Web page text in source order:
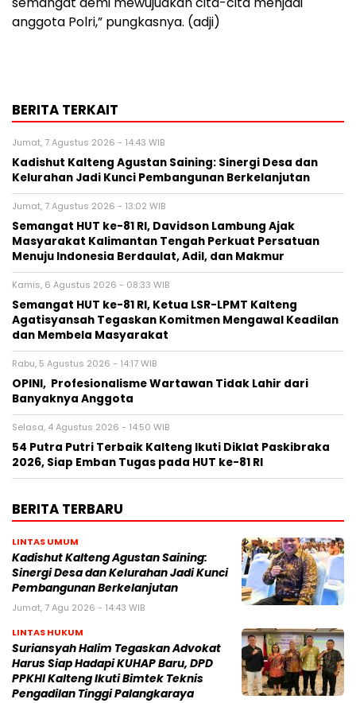
anggota Polri,” pungkasnya. (adji)
BERITA TERKAIT
Jumat, 7 Agustus 2026 - 14:43 WIB
Kadishut Kalteng Agustan Saining: Sinergi Desa dan
Kelurahan Jadi Kunci Pembangunan Berkelanjutan
Jumat, 7 Agustus 2026 - 13:02 WIB
Semangat HUT ke-81 RI, Davidson Lambung Ajak
Masyarakat Kalimantan Tengah Perkuat Persatuan
Menuju Indonesia Berdaulat, Adil, dan Makmur
Kamis, 6 Agustus 2026 - 08:33 WIB
Semangat HUT ke-81 RI, Ketua LSR-LPMT Kalteng
Agatisyansah Tegaskan Komitmen Mengawal Keadilan
dan Membela Masyarakat
Rabu, 5 Agustus 2026 - 14:17 WIB
OPINI, Profesionalisme Wartawan Tidak Lahir dari
Banyaknya Anggota
Selasa, 4 Agustus 2026 - 14:50 WIB
54 Putra Putri Terbaik Kalteng Ikuti Diklat Paskibraka
2026, Siap Emban Tugas pada HUT ke-81 RI
BERITA TERBARU
LINTAS UMUM
Kadishut Kalteng Agustan Saining:
Sinergi Desa dan Kelurahan Jadi Kunci
Pembangunan Berkelanjutan
Jumat, 7 Agu 2026 - 14:43 WIB
LINTAS HUKUM
Suriansyah Halim Tegaskan Advokat
Harus Siap Hadapi KUHAP Baru, DPD
PPKHI Kalteng Ikuti Bimtek Teknis
Pengadilan Tinggi Palangkaraya